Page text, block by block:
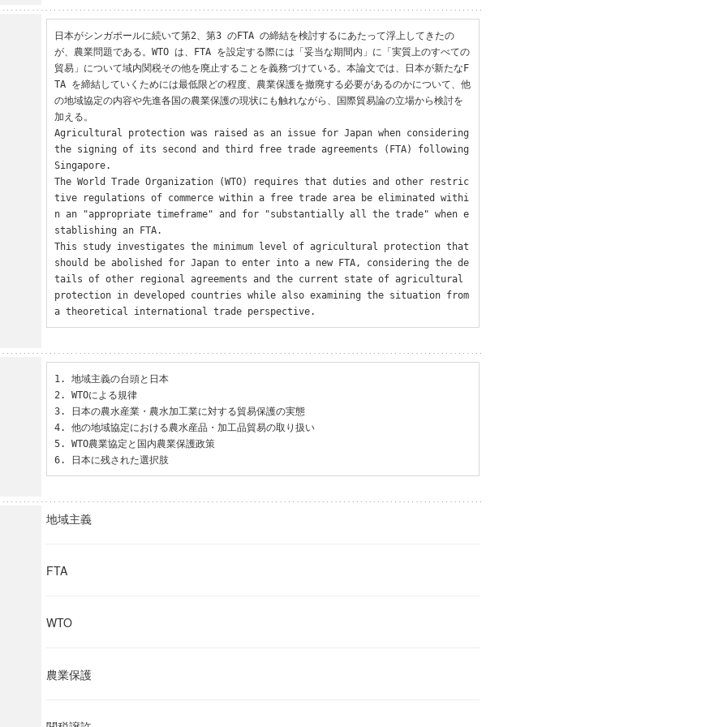
日本がシンガポールに続いて第2、第3 のFTA の締結を検討するにあたって浮上してきたの
が、農業問題である。WTO は、FTA を設定する際には「妥当な期間内」に「実質上のすべての
貿易」について域内関税その他を廃止することを義務づけている。本論文では、日本が新たなF
TA を締結していくためには最低限どの程度、農業保護を撤廃する必要があるのかについて、他
の地域協定の内容や先進各国の農業保護の現状にも触れながら、国際貿易論の立場から検討を
加える。
Agricultural protection was raised as an issue for Japan when considering
the signing of its second and third free trade agreements (FTA) following
Singapore.
The World Trade Organization (WTO) requires that duties and other restric
tive regulations of commerce within a free trade area be eliminated withi
n an "appropriate timeframe" and for "substantially all the trade" when e
stablishing an FTA.
This study investigates the minimum level of agricultural protection that
should be abolished for Japan to enter into a new FTA, considering the de
tails of other regional agreements and the current state of agricultural
protection in developed countries while also examining the situation from
a theoretical international trade perspective.
1. 地域主義の台頭と日本
2. WTOによる規律
3. 日本の農水産業・農水加工業に対する貿易保護の実態
4. 他の地域協定における農水産品・加工品貿易の取り扱い
5. WTO農業協定と国内農業保護政策
6. 日本に残された選択肢
地域主義
FTA
WTO
農業保護